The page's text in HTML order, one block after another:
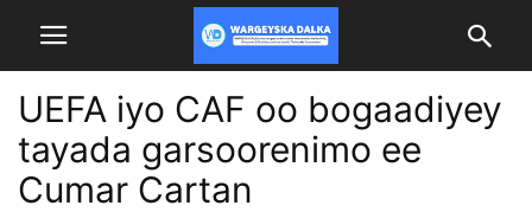
UEFA iyo CAF oo bogaadiyey
tayada garsoorenimo ee
Cumar Cartan